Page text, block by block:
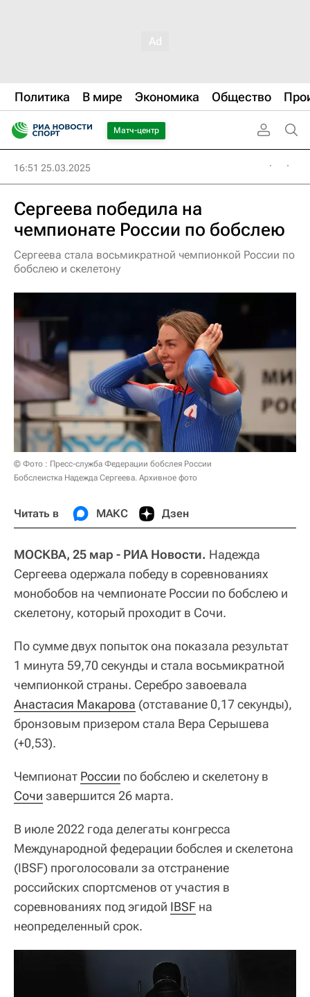
Политика В мире Экономика Общество
Матч-центр
16:51 25.03.2025
Сергеева победила на
чемпионате России по бобслею
Сергеева стала восьмикратной чемпионкой России по
бобслею и скелетону
© Фото : Пресс-служба Федерации бобслея России
Бобслеистка Надежда Сергеева. Архивное фото
Читать в МАКС Дзен
МОСКВА, 25 мар - РИА Новости. Надежда
Сергеева одержала победу в соревнованиях
монобобов на чемпионате России по бобслею и
скелетону, который проходит в Сочи.
По сумме двух попыток она показала результат
1 минута 59,70 секунды и стала восьмикратной
чемпионкой страны. Серебро завоевала
Анастасия Макарова (отставание 0,17 секунды),
бронзовым призером стала Вера Серышева
(+0,53).
Чемпионат России по бобслею и скелетону в
Сочи завершится 26 марта.
В июле 2022 года делегаты конгресса
Международной федерации бобслея и скелетона
(IBSF) проголосовали за отстранение
российских спортсменов от участия в
соревнованиях под эгидой IBSF на
неопределенный срок.